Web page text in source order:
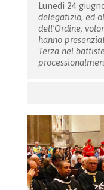
Lunedi 24
delegatizio, ed
dell’Ordine,
hanno
Terza nel